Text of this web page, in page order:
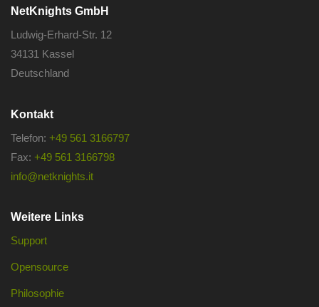
NetKnights GmbH
Ludwig-Erhard-Str. 12
34131 Kassel
Deutschland
Kontakt
Telefon: +49 561 3166797
Fax: +49 561 3166798
info@netknights.it
Weitere Links
Support
Opensource
Philosophie